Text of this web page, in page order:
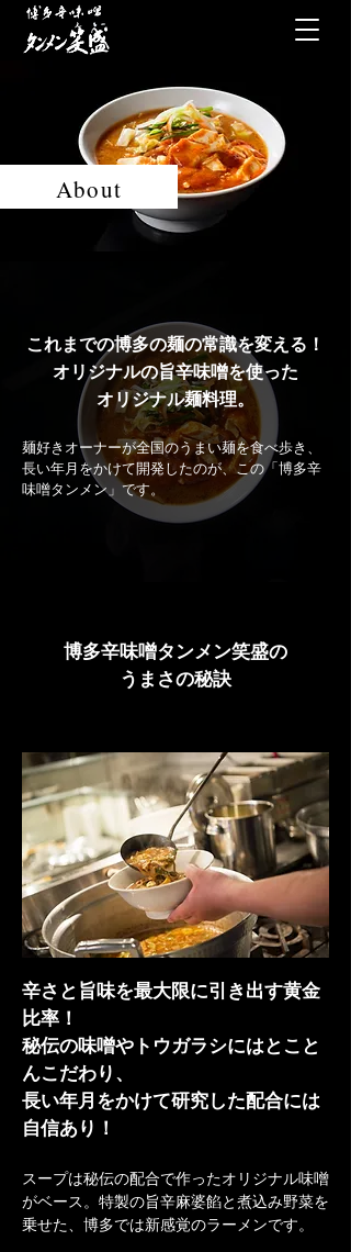
About
これまでの博多の麺の常識を変える！
オリジナルの旨辛味噌を使った
​オリジナル麺料理。
麺好きオーナーが全国のうまい麺を食べ歩き、
長い年月をかけて開発したのが、この「博多辛
味噌タンメン」です。
博多辛味噌タンメン笑盛の
うまさの秘訣
辛さと旨味を最大限に引き出す黄金
比率！
秘伝の味噌やトウガラシにはとこと
んこだわり、
​長い年月をかけて研究した配合には
自信あり！
スープは秘伝の配合で作ったオリジナル味噌
がベース。特製の旨辛麻婆餡と煮込み野菜を
乗せた、博多では新感覚のラーメンです。